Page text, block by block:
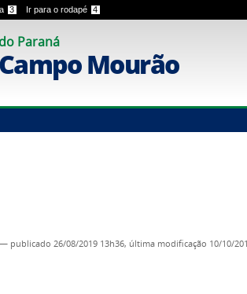
3 Ir para o rodapé 4
Paraná
Mourão
— publicado 26/08/2019 13h36, última modificação 10/10/